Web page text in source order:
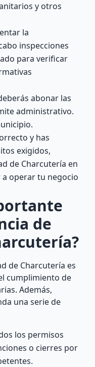
y otros
la
inspecciones
para verificar
abonar las
administrativo.
y has
exigidos,
de Charcutería en
operar tu negocio
de
de Charcutería es
cumplimiento de
Además,
una serie de
los permisos
o cierres por